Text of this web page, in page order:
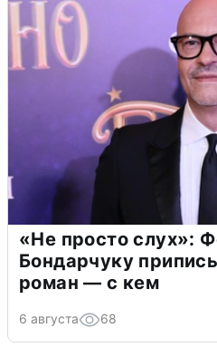
«Не просто слух»:
Бондарчуку
роман — с кем
6 августа 68